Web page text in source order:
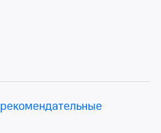
Площадка 2 фильтра
рекомендательные